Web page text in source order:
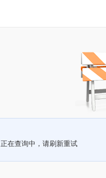
正在查询中，请刷新重试